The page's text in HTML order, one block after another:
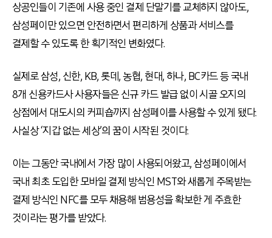
상공인들이 기존에 사용 중인 결제 단말기를 교체하지 않아도,
삼성페이만 있으면 안전하면서 편리하게 상품과 서비스를
결제할 수 있도록 한 획기적인 변화였다.
실제로 삼성, 신한, KB,롯데,농협, 현대, 하나, BC카드 등 국내
8개 신용카드사 사용자들은 신규 카드 발급 없이 시골 오지의
상점에서 대도시의 커피숍까지 삼성페이를 사용할 수 있게 됐다.
사실상‘지갑 없는 세상’의 꿈이 시작된 것이다.
이는 그동안 국내에서 가장 많이 사용되어왔고,삼성페이에서
국내 최초 도입한 모바일 결제 방식인 MST와 새롭게 주목받는
결제 방식인 NFC를 모두 채용해 범용성을 확보한 게 주효한
것이라는 평가를 받았다.